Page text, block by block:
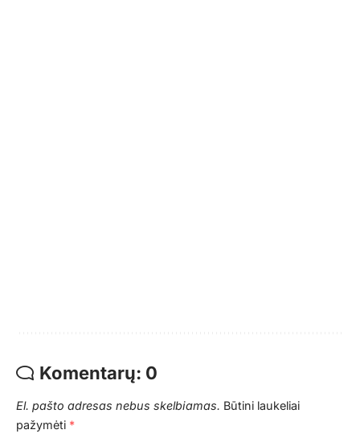
Komentarų: 0
El. pašto adresas nebus skelbiamas. Būtini laukeliai
pažymėti *